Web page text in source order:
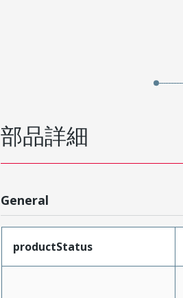
部品詳細
General
productStatus